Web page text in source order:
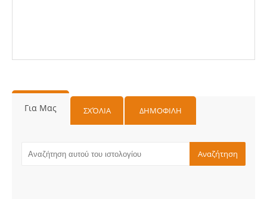
Για Μας ΣΧΌΛΙΑ ΔΗΜΟΦΙΛΗ